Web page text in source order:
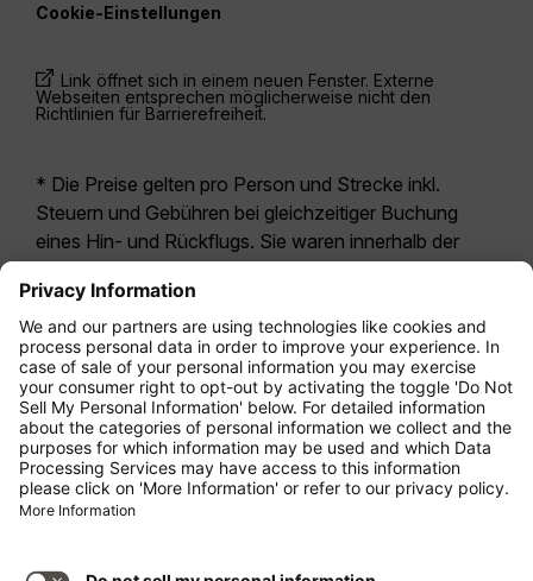
Cookie-Einstellungen
Link öffnet sich in einem neuen Fenster. Externe
Webseiten entsprechen möglicherweise nicht den
Richtlinien für Barrierefreiheit.
* Die Preise gelten pro Person und Strecke inkl.
Steuern und Gebühren bei gleichzeitiger Buchung
eines Hin- und Rückflugs. Sie waren innerhalb der
letzten 24 Stunden verfügbar und sind
möglicherweise nicht mehr aktuell. Bei den für die
Economy Class angegebenen Tarifen handelt es
sich i.d.R. um Economy Zero, unsere restriktivste
Tarifoption. Es können hierfür zusätzliche Gebühren
fürAufgabegepäckoder für andere optionale
Leistungen anfallen. Es gelten dieAllgemeinen
Geschäftsbedingungen .